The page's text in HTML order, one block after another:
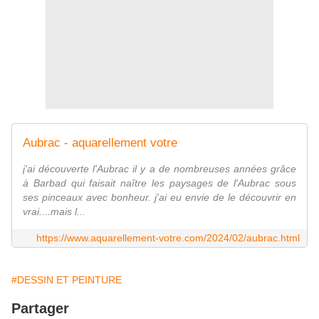
Aubrac - aquarellement votre
j'ai découverte l'Aubrac il y a de nombreuses années grâce
à Barbad qui faisait naître les paysages de l'Aubrac sous
ses pinceaux avec bonheur. j'ai eu envie de le découvrir en
vrai....mais l...
https://www.aquarellement-votre.com/2024/02/aubrac.html
#DESSIN ET PEINTURE
Partager